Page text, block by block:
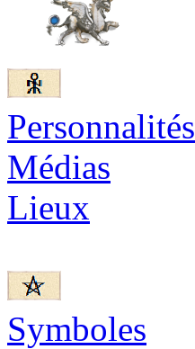
Personnalités
Médias
Lieux
Symboles